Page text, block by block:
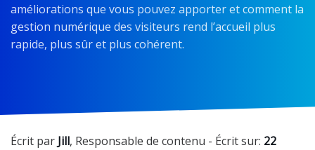
améliorations que vous pouvez apporter et comment la
gestion numérique des visiteurs rend l’accueil plus
rapide, plus sûr et plus cohérent.
Écrit par Jill, Responsable de contenu - Écrit sur: 22